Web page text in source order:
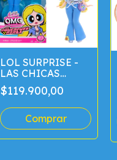
LOL SURPRISE -
LAS CHICAS
SUPER
PODEROSAS 25
CM
$119.900,00